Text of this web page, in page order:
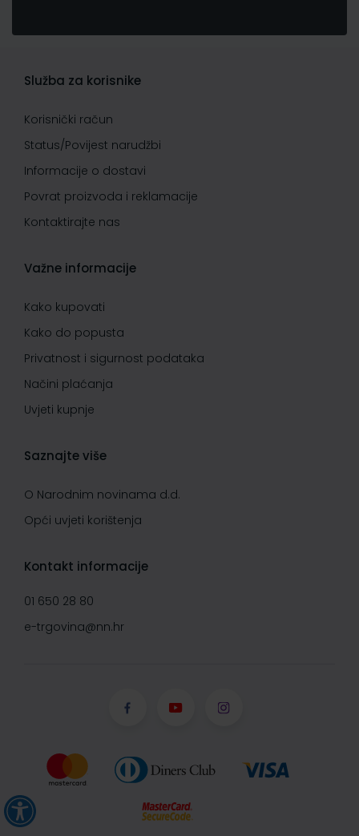
Služba za korisnike
Korisnički račun
Status/Povijest narudžbi
Informacije o dostavi
Povrat proizvoda i reklamacije
Kontaktirajte nas
Važne informacije
Kako kupovati
Kako do popusta
Privatnost i sigurnost podataka
Načini plaćanja
Uvjeti kupnje
Saznajte više
O Narodnim novinama d.d.
Opći uvjeti korištenja
Kontakt informacije
01 650 28 80
e-trgovina@nn.hr